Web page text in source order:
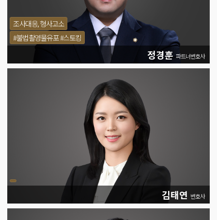
조사대응, 형사고소
#불법촬영물유포 #스토킹
정경훈 파트너변호사
김태연 변호사